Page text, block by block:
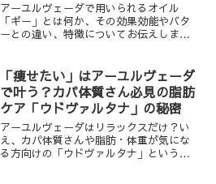
アーユルヴェーダで用いられるオイル
「ギー」とは何か、その効果効能やバタ
ーとの違い、特徴についてお伝えしま
「痩せたい」はアーユルヴェーダ
で叶う？カパ体質さん必見の脂肪
ケア「ウドヴァルタナ」の秘密
アーユルヴェーダはリラックスだけ？い
え、カパ体質さんや脂肪・体重が気にな
る方向けの「ウドヴァルタナ」という特